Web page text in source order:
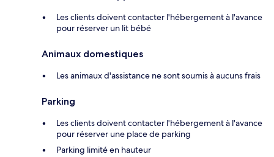
Les clients doivent contacter l'hébergement à l'avance
pour réserver un lit bébé
Animaux domestiques
Les animaux d'assistance ne sont soumis à aucuns frais
Parking
Les clients doivent contacter l'hébergement à l'avance
pour réserver une place de parking
Parking limité en hauteur